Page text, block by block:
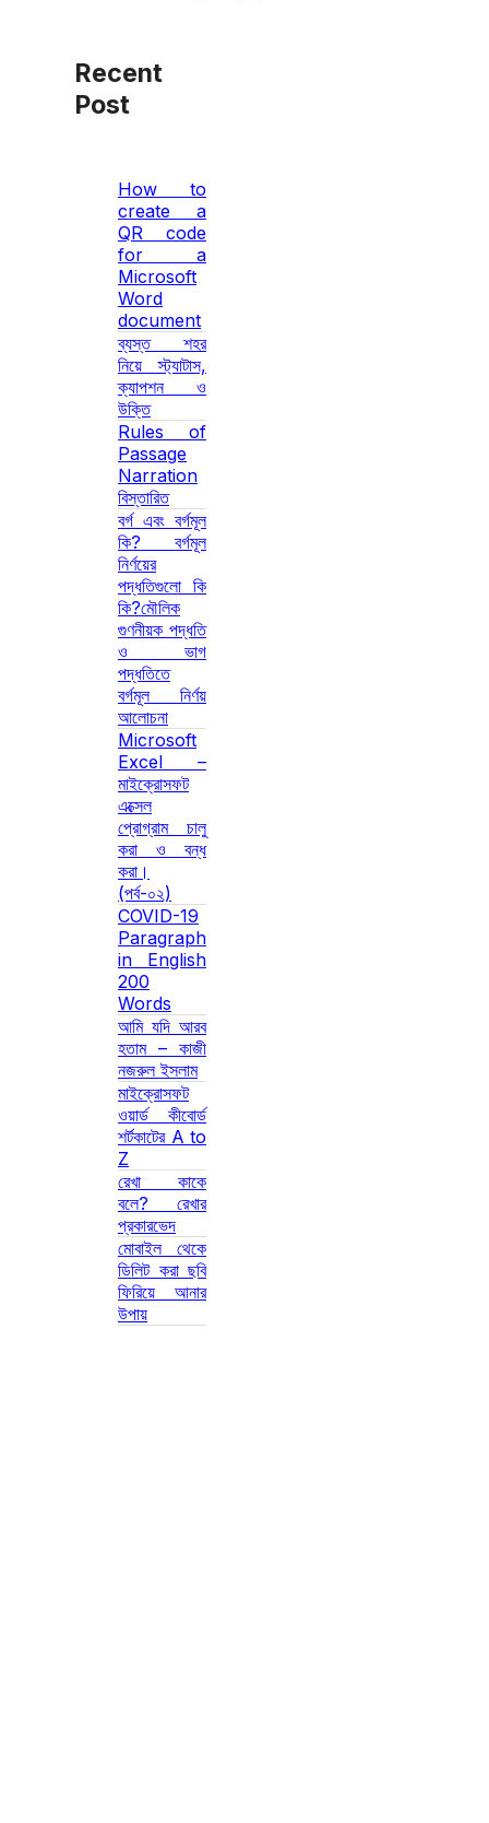
Recent
Post
How to
create a
QR code
for a
Microsoft
Word
document
ব্যস্ত শহর
নিয়ে স্ট্যাটাস,
ক্যাপশন ও
উক্তি
Rules of
Passage
Narration
বিস্তারিত
বর্গ এবং বর্গমূল
কি? বর্গমূল
নির্ণয়ের
পদ্ধতিগুলো কি
কি?মৌলিক
গুণনীয়ক পদ্ধতি
ও ভাগ
পদ্ধতিতে
বর্গমূল নির্ণয়
আলোচনা
Microsoft
Excel –
মাইক্রোসফট
এক্সেল
প্রোগ্রাম চালু
করা ও বন্ধ
করা।
(পর্ব-০২)
COVID-19
Paragraph
in English
200
Words
আমি যদি আরব
হতাম – কাজী
নজরুল ইসলাম
মাইক্রোসফট
ওয়ার্ড কীবোর্ড
শর্টকাটের A to
Z
রেখা কাকে
বলে? রেখার
প্রকারভেদ
মোবাইল থেকে
ডিলিট করা ছবি
ফিরিয়ে আনার
উপায়